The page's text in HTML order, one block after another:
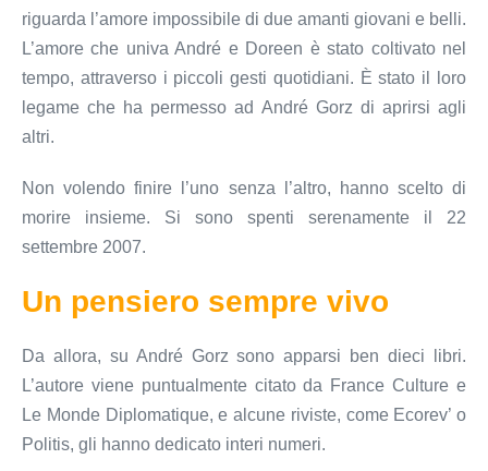
riguarda l’amore impossibile di due amanti giovani e belli.
L’amore che univa André e Doreen è stato coltivato nel
tempo, attraverso i piccoli gesti quotidiani. È stato il loro
legame che ha permesso ad André Gorz di aprirsi agli
altri.
Non volendo finire l’uno senza l’altro, hanno scelto di
morire insieme. Si sono spenti serenamente il 22
settembre 2007.
Un pensiero sempre vivo
Da allora, su André Gorz sono apparsi ben dieci libri.
L’autore viene puntualmente citato da France Culture e
Le Monde Diplomatique, e alcune riviste, come Ecorev’ o
Politis, gli hanno dedicato interi numeri.